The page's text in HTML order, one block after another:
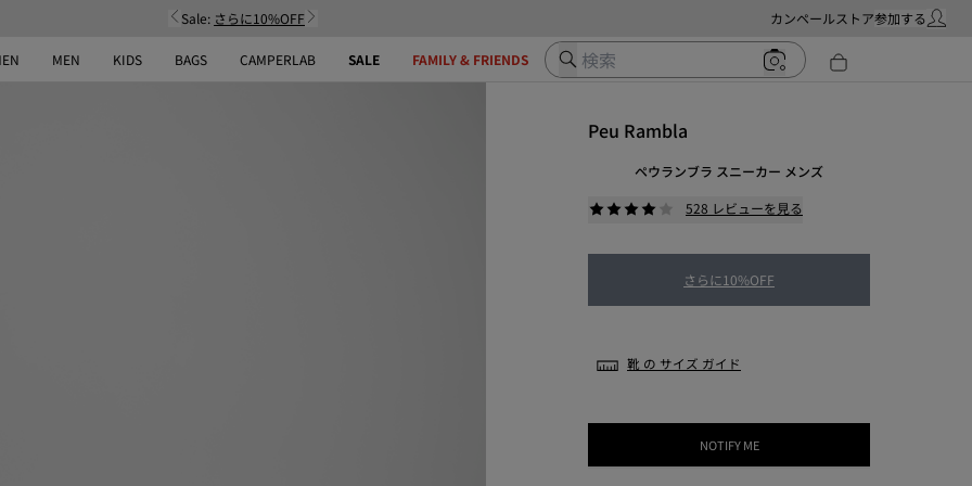
Sale: さらに10%OFF カンペールストア参加するマイ・
MEN KIDS BAGS CAMPERLAB SALE FAMILY & FRIENDS 検索
Peu Rambla
ペウランブラ スニーカー メンズ
528 レビューを見る
さらに10%OFF
靴 の サイズ ガイド
NOTIFY ME